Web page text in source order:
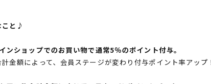
こと♪
ンショップでのお買い物で通常5％のポイント付与。
金額によって、会員ステージが変わり付与ポイント率アップ